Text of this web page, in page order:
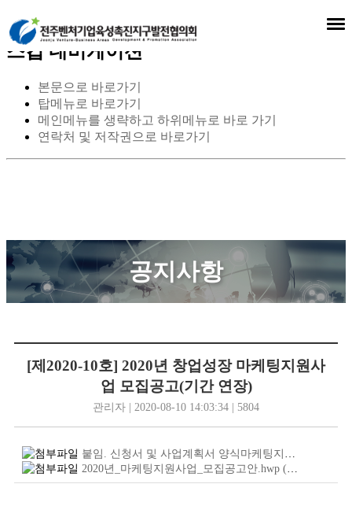
스킵 네비게이션
본문으로 바로가기
탑메뉴로 바로가기
메인메뉴를 생략하고 하위메뉴로 바로 가기
연락처 및 저작권으로 바로가기
공지사항
[제2020-10호] 2020년 창업성장 마케팅지원사
업 모집공고(기간 연장)
관리자 | 2020-08-10 14:03:34 | 5804
붙임. 신청서 및 사업계획서 양식마케팅지원사업.hwp
2020년_마케팅지원사업_모집공고안.hwp (17.5